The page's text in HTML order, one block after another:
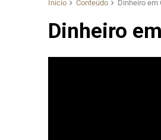
Início Conteúdo Dinheiro em
Dinheiro